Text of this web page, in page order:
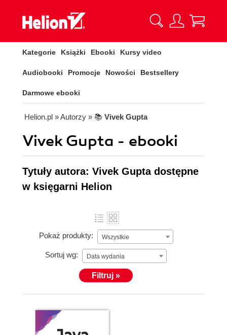
Kategorie Książki Ebooki Kursy video
Audiobooki Promocje Nowości Bestsellery
Darmowe ebooki
Helion.pl » Autorzy » 📚 Vivek Gupta
Vivek Gupta - ebooki
Tytuły autora: Vivek Gupta dostępne
w księgarni Helion
Pokaż produkty: Wszystkie
Sortuj wg: Data wydania
Filtruj »